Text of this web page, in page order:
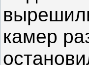
камер